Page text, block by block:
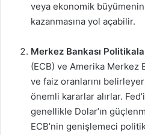
veya ekonomik
kazanmasına yol açabilir.
Merkez Bankası
(ECB) ve Amerika Merkez
ve faiz oranlarını
önemli kararlar alırlar.
genellikle Dolar’ın
ECB’nin genişlemeci